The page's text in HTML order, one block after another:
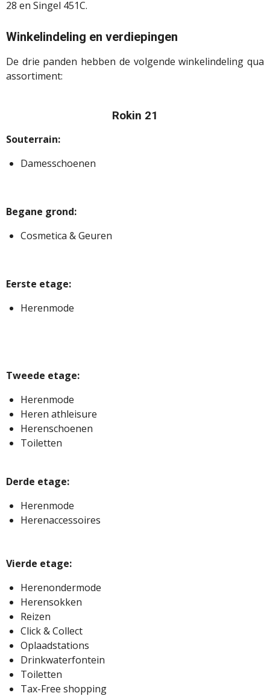
28 en Singel 451C.
Winkelindeling en verdiepingen
De drie panden hebben de volgende winkelindeling qua
assortiment:
Rokin 21
Souterrain:
Damesschoenen
Begane grond:
Cosmetica & Geuren
Eerste etage:
Herenmode
Tweede etage:
Herenmode
Heren athleisure
Herenschoenen
Toiletten
Derde etage:
Herenmode
Herenaccessoires
Vierde etage:
Herenondermode
Herensokken
Reizen
Click & Collect
Oplaadstations
Drinkwaterfontein
Toiletten
Tax-Free shopping